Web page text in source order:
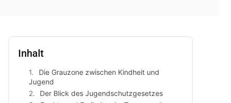
Inhalt
Die Grauzone zwischen Kindheit und
Jugend
Der Blick des Jugendschutzgesetzes